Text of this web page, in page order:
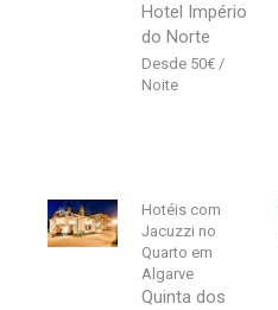
Hotel Império
do Norte
50€
Hotéis com
Jacuzzi no
Quarto em
Algarve
Quinta dos